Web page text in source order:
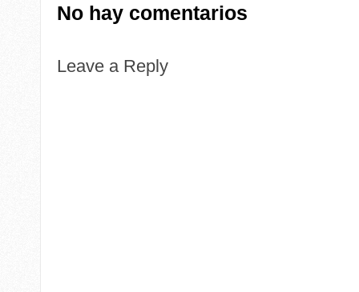
No hay comentarios
Leave a Reply